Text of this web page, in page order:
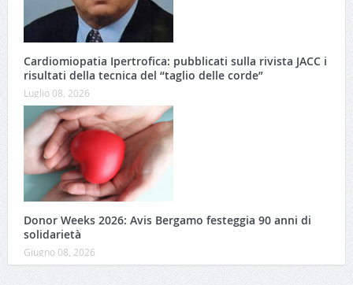
Cardiomiopatia Ipertrofica: pubblicati sulla rivista JACC i
risultati della tecnica del “taglio delle corde”
Luglio 08, 2026
Donor Weeks 2026: Avis Bergamo festeggia 90 anni di
solidarietà
Giugno 08, 2026